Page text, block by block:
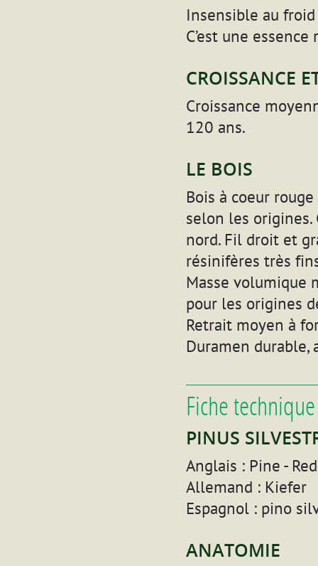
Insensible au
C’est une
CROISSANCE
Croissance
120 ans.
LE BOIS
Bois à coeur
selon les origines.
nord. Fil droit et
résinifères très
Masse volumique
pour les origines
Retrait moyen à
Duramen
Fiche technique
PINUS
Anglais : Pine -
Allemand : Kiefer
Espagnol : pino
ANATOMIE